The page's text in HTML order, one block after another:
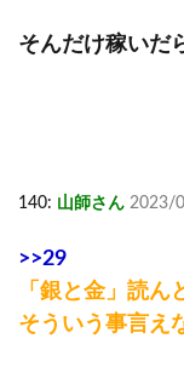
そんだけ稼いだ
140: 山師さん 2023/
>>29
「銀と金」読ん
そういう事言え